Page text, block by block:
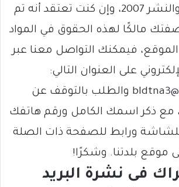
حقوق التأليف والنشر 2007، وإن كنت تعتقد أنه تم
مالكًا لهذه الحقوق في المواد
فيمكنك التواصل معنا عبر
على العنوان التالي:
bldtna3@gmail.com والطلب بالتوقف عن
مع ذكر اسمك الكامل ورقم هاتفك
ورابط للصفحة ذات الصلة
موقع بلدتنا. وشكرًا!
فى نشرة البريد